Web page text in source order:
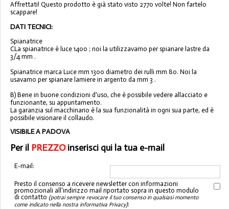
Affrettati! Questo prodotto è già stato visto 2770 volte! Non fartelo
scappare!
DATI TECNICI:
Spianatrice
CLa spianatrice è luce 1400 ; noi la utilizzavamo per spianare lastre da
3/4 mm .
Spianatrice marca Luce mm 1300 diametro dei rulli mm 80. Noi la
usavamo per spianare lamiere in argento da mm 3 .
B) Bene in buone condizioni d'uso, che è possibile vedere allacciato e
funzionante, su appuntamento.
La garanzia sul macchinario è la sua funzionalità in ogni sua parte, ed è
possibile visionare il collaudo.
VISIBILE A PADOVA
Per il PREZZOinserisci qui la tua e-mail
E-mail:
Presto il consenso a ricevere newsletter con informazioni
promozionali all'indirizzo mail riportato sopra in questo modulo
di contatto (potrai sempre revocare il tuo consenso in qualsiasi momento
come indicato nella nostra informativa Privacy):